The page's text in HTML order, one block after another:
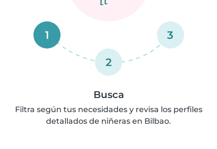
1
2
3
Busca
Filtra según tus necesidades y revisa los perfiles
detallados de niñeras en Bilbao.